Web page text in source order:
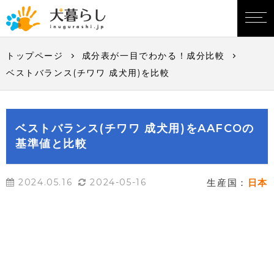
トップページ
成分表が一目でわかる！成分比較
ベストバランス(チワワ 成犬用)を比較
ベストバランス(チワワ 成犬用)をAAFCOの
基準値と比較
2024.05.16 2024-05-16 生産国： 日本